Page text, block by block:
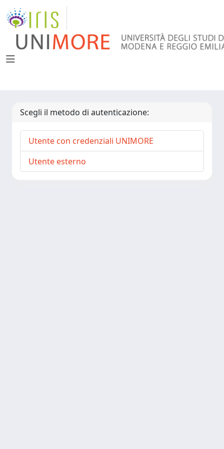
Scegli il metodo di autenticazione:
Utente con credenziali UNIMORE
Utente esterno